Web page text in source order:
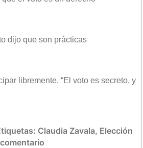
dijo que son prácticas
libremente. “El voto es secreto, y
Claudia Zavala, Elección